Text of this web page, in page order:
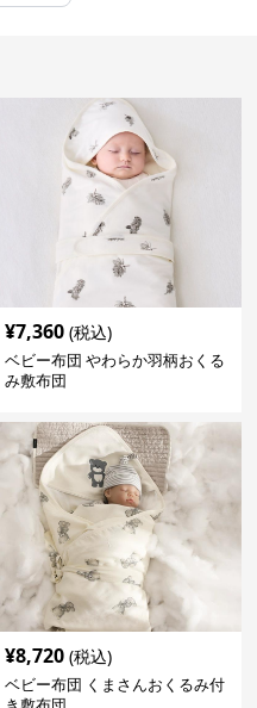
¥7,360 (税込)
ベビー布団 やわらか羽柄おくる
み敷布団
¥8,720 (税込)
ベビー布団 くまさんおくるみ付